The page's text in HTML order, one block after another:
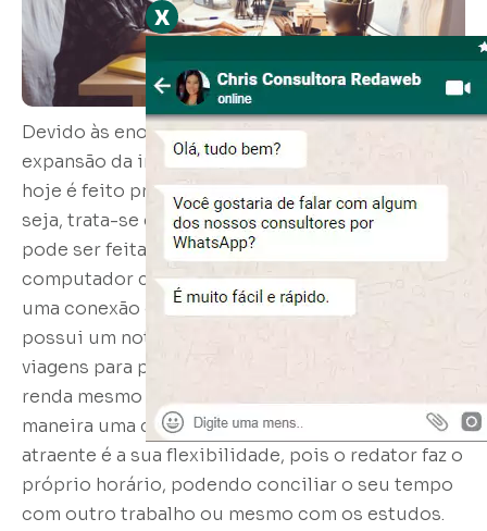
Devido às enormes facilidades permitidas pela
expansão da internet, o trabalho dos redatores
hoje é feito principalmente em home office. Ou
seja, trata-se de uma atividade autônoma que
pode ser feita em casa. Basta possuir um
computador com um editor de texto instalado e
uma conexão estável com a internet. Quem
possui um notebook pode ainda aproveitar
viagens para produzir conteúdo e manter uma
renda mesmo estando longe de casa. Dessa
maneira uma das razões que torna esse cargo tão
atraente é a sua flexibilidade, pois o redator faz o
próprio horário, podendo conciliar o seu tempo
com outro trabalho ou mesmo com os estudos.
x